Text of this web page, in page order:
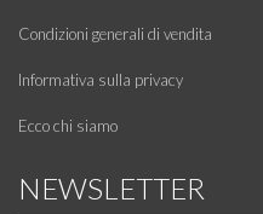
Condizioni generali di vendita
Informativa sulla privacy
Ecco chi siamo
NEWSLETTER